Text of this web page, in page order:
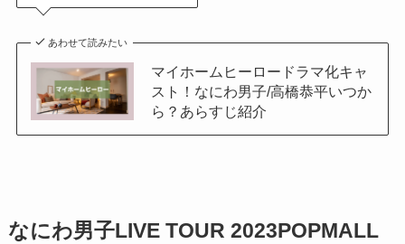
あわせて読みたい
マイホームヒーロードラマ化キャ
スト！なにわ男子/高橋恭平いつか
ら？あらすじ紹介
なにわ男子LIVE TOUR 2023POPMALL